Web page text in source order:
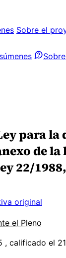
Sobre el
para
de
22/
original
el Pleno
, calificado el